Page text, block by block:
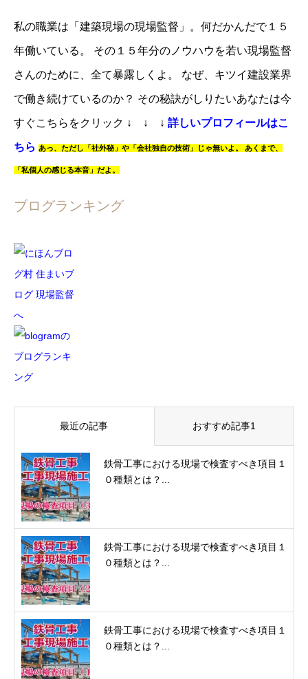
私の職業は「建築現場の現場監督」。 何だかんだで１５
年働いている。 その１５年分のノウハウを若い現場監督
さんのために、全て暴露しくよ。 なぜ、キツイ建設業界
で働き続けているのか？ その秘訣がしりたいあなたは今
すぐこちらをクリック ↓ ↓ ↓ 詳しいプロフィールはこ
ちら あっ、 ただし「社外秘」や「会社独自の技術」じゃ無いよ。 あくまで、
「私個人の感じる本音」だよ。
ブログランキング
最近の記事 おすすめ記事1
鉄骨工事における現場で検査すべき項目１
０種類とは？...
鉄骨工事における現場で検査すべき項目１
０種類とは？...
鉄骨工事における現場で検査すべき項目１
０種類とは？...